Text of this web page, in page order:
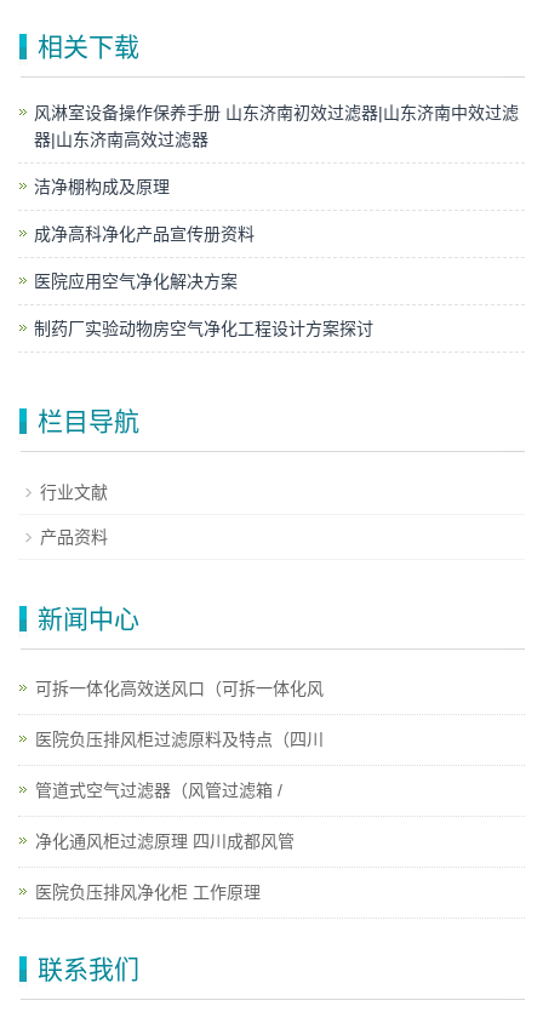
相关下载
风淋室设备操作保养手册 山东济南初效过滤器|山东济南中效过滤
器|山东济南高效过滤器
洁净棚构成及原理
成净高科净化产品宣传册资料
医院应用空气净化解决方案
制药厂实验动物房空气净化工程设计方案探讨
栏目导航
行业文献
产品资料
新闻中心
可拆一体化高效送风口（可拆一体化风
医院负压排风柜过滤原料及特点（四川
管道式空气过滤器（风管过滤箱 /
净化通风柜过滤原理 四川成都风管
医院负压排风净化柜 工作原理
联系我们